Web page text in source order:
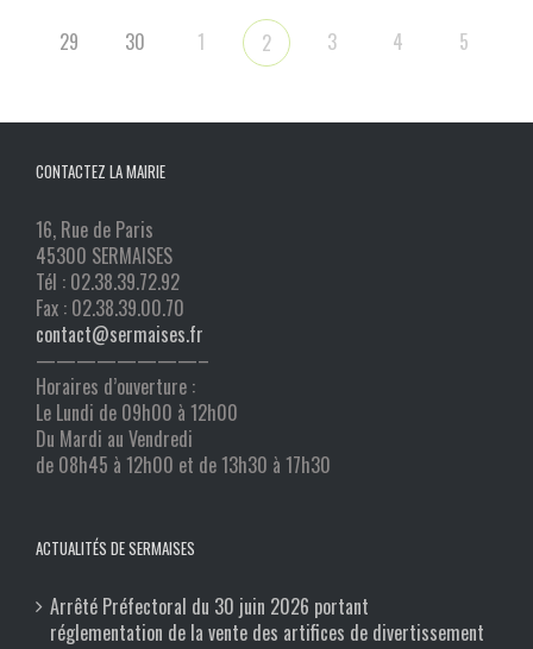
29 30 1 2 3 4 5
CONTACTEZ LA MAIRIE
16, Rue de Paris
45300 SERMAISES
Tél : 02.38.39.72.92
Fax : 02.38.39.00.70
contact@sermaises.fr
————————–
Horaires d’ouverture :
Le Lundi de 09h00 à 12h00
Du Mardi au Vendredi
de 08h45 à 12h00 et de 13h30 à 17h30
ACTUALITÉS DE SERMAISES
Arrêté Préfectoral du 30 juin 2026 portant
réglementation de la vente des artifices de divertissement